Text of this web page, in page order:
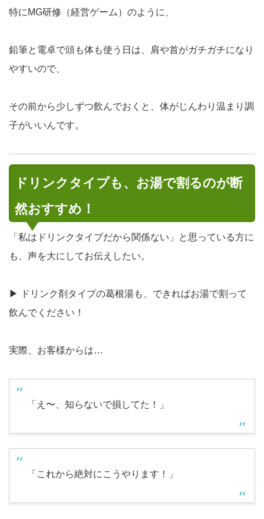
特にMG研修（経営ゲーム）のように、
鉛筆と電卓で頭も体も使う日は、肩や首がガチガチになり
やすいので、
その前から少しずつ飲んでおくと、体がじんわり温まり調
子がいいんです。
ドリンクタイプも、お湯で割るのが断
然おすすめ！
「私はドリンクタイプだから関係ない」と思っている方に
も、声を大にしてお伝えしたい。
▶
ドリンク剤タイプの葛根湯も、できればお湯で割って
飲んでください！
実際、お客様からは…
「え〜、知らないで損してた！」
「これから絶対にこうやります！」